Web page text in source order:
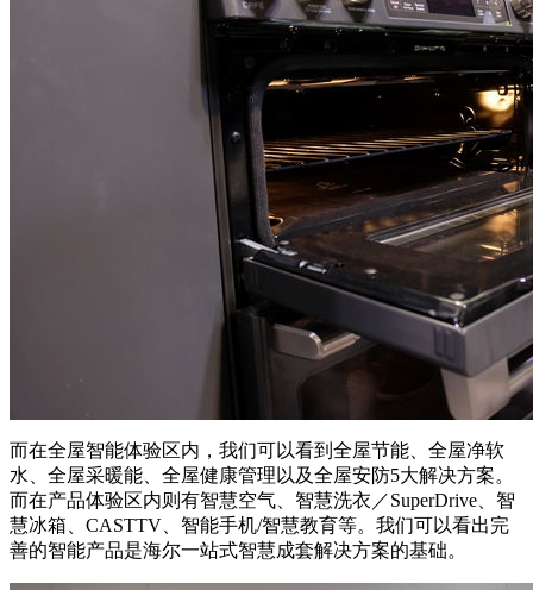
而在全屋智能体验区内，我们可以看到全屋节能、全屋净软
水、全屋采暖能、全屋健康管理以及全屋安防5大解决方案。
而在产品体验区内则有智慧空气、智慧洗衣／SuperDrive、智
慧冰箱、CASTTV、智能手机/智慧教育等。我们可以看出完
善的智能产品是海尔一站式智慧成套解决方案的基础。